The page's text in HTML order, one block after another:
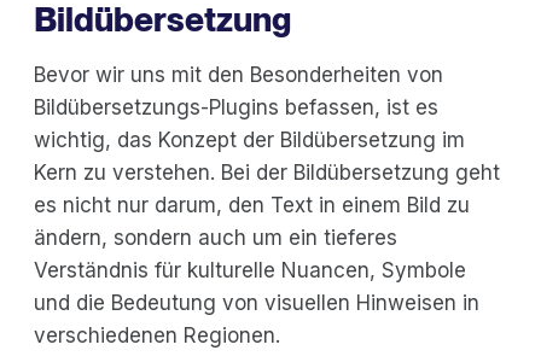
Bildübersetzung
Bevor wir uns mit den Besonderheiten von
Bildübersetzungs-Plugins befassen, ist es
wichtig, das Konzept der Bildübersetzung im
Kern zu verstehen. Bei der Bildübersetzung geht
es nicht nur darum, den Text in einem Bild zu
ändern, sondern auch um ein tieferes
Verständnis für kulturelle Nuancen, Symbole
und die Bedeutung von visuellen Hinweisen in
verschiedenen Regionen.